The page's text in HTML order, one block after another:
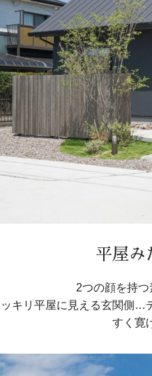
平屋み
2つの顔を持つ
キリ平屋に見える玄関側
すく寛